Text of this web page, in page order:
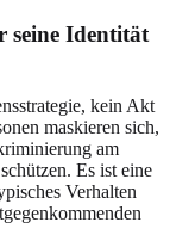
seine Identität
kein Akt
maskieren sich,
am
Es ist eine
Verhalten